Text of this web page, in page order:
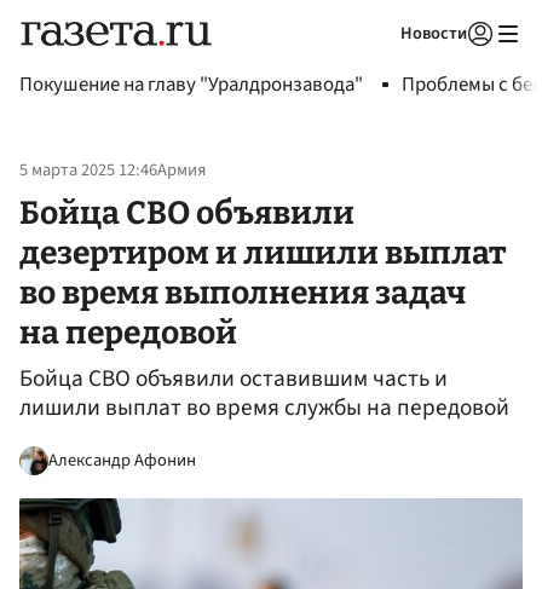
Новости
Покушение на главу "Уралдронзавода" Проблемы с
5 марта 2025 12:46Армия
Бойца СВО объявили
дезертиром и лишили выплат
во время выполнения задач
на передовой
Бойца СВО объявили оставившим часть и
лишили выплат во время службы на передовой
Александр Афонин